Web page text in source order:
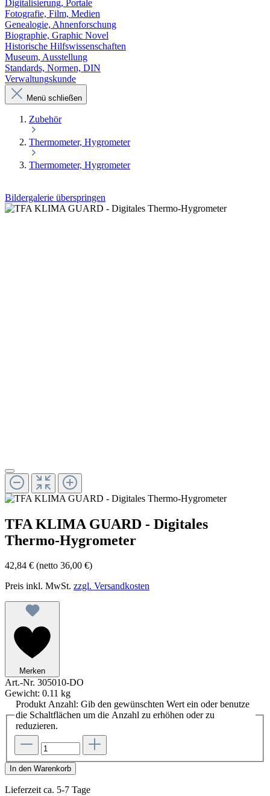
Digitalisierung, Portale
Fotografie, Film, Medien
Genealogie, Ahnenforschung
Biographie, Graphic Novel
Historische Hilfswissenschaften
Museum, Ausstellung
Standards, Normen, DIN
Verwaltungskunde
Menü schließen
Zubehör
Thermometer, Hygrometer
Thermometer, Hygrometer
Bildergalerie überspringen
TFA KLIMA GUARD - Digitales
Thermo-Hygrometer
42,84 € (netto 36,00 €)
Preis inkl. MwSt. zzgl. Versandkosten
Merken
Art.-Nr. 305010-DO
Gewicht: 0.11 kg
Produkt Anzahl: Gib den gewünschten Wert ein oder benutze
die Schaltflächen um die Anzahl zu erhöhen oder zu
reduzieren.
In den Warenkorb
Lieferzeit ca. 5-7 Tage